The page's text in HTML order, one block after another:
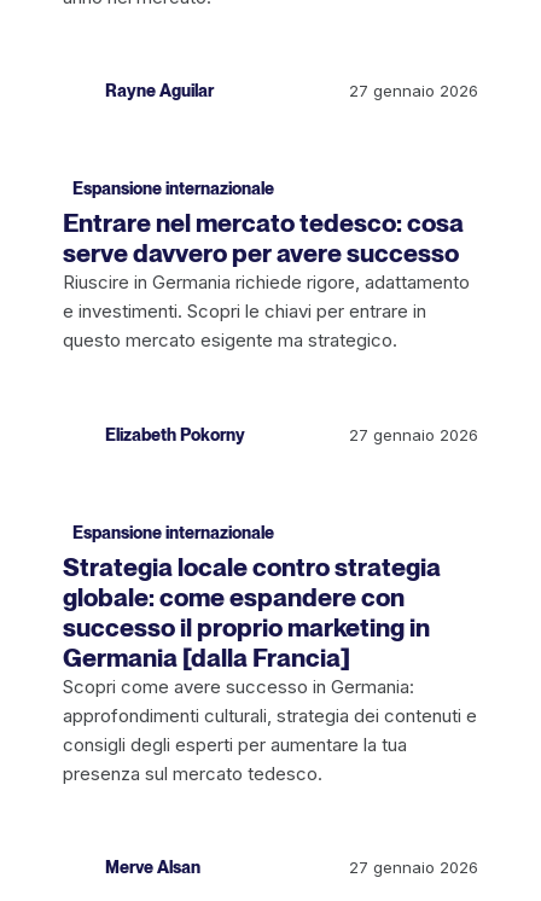
Rayne Aguilar 27 gennaio 2026
Espansione internazionale
Entrare nel mercato tedesco: cosa
serve davvero per avere successo
Riuscire in Germania richiede rigore, adattamento
e investimenti. Scopri le chiavi per entrare in
questo mercato esigente ma strategico.
Elizabeth Pokorny 27 gennaio 2026
Espansione internazionale
Strategia locale contro strategia
globale: come espandere con
successo il proprio marketing in
Germania [dalla Francia]
Scopri come avere successo in Germania:
approfondimenti culturali, strategia dei contenuti e
consigli degli esperti per aumentare la tua
presenza sul mercato tedesco.
Merve Alsan 27 gennaio 2026